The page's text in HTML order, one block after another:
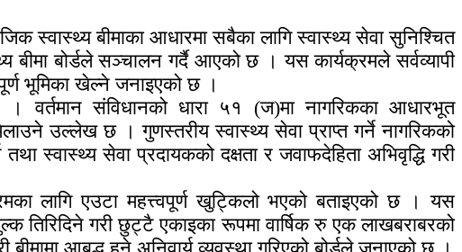
स्वास्थ्य बीमाका आधारमा सबैका लागि स्वास्थ्य सेवा सुनिश्चित
बोर्डले सञ्चालन गर्दै आएको छ । यस कार्यक्रमले सर्वव्यापी
भूमिका खेल्ने जनाइएको छ ।
वर्तमान संविधानको धारा ५१ (ज)मा नागरिकका आधारभूत
उल्लेख छ । गुणस्तरीय स्वास्थ्य सेवा प्राप्त गर्ने नागरिकको
स्वास्थ्य सेवा प्रदायकको दक्षता र जवाफदेहिता अभिवृद्धि गरी
लागि एउटा महत्त्वपूर्ण खुट्किलो भएको बताइएको छ । यस
तिरिदिने गरी छुट्टै एकाइका रूपमा वार्षिक रु एक लाखबराबरको